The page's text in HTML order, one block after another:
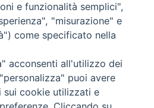
28 - 12100 Cuneo
e funzionalità semplici",
"misurazione" e
come specificato nella
acconsenti all'utilizzo dei
puoi avere
sui cookie utilizzati e